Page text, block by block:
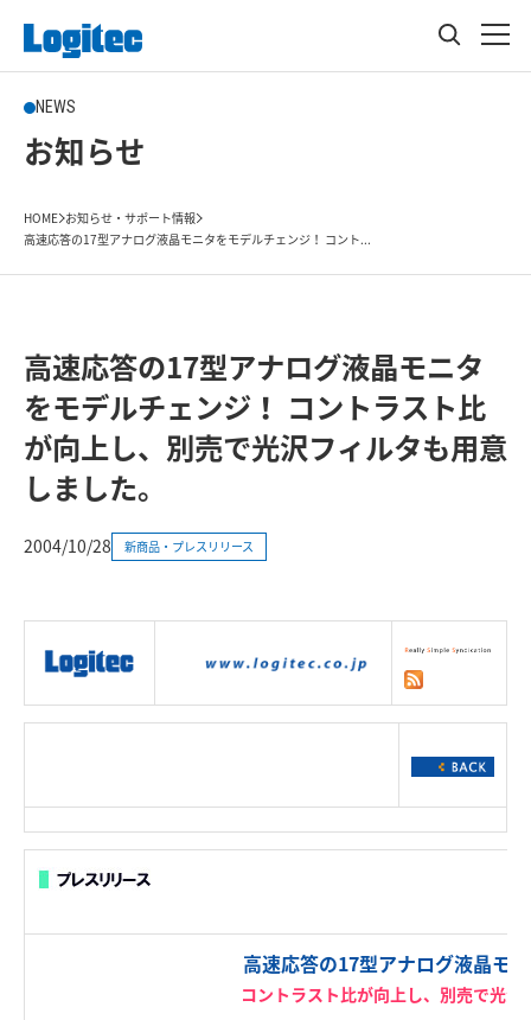
NEWS
お知らせ
HOME お知らせ・サポート情報
高速応答の17型アナログ液晶モニタをモデルチェンジ！ コント...
高速応答の17型アナログ液晶モニタ
をモデルチェンジ！ コントラスト比
が向上し、別売で光沢フィルタも用意
しました。
2004/10/28 新商品・プレスリリース
高速応答の17型アナログ液晶モ
コントラスト比が向上し、別売で光